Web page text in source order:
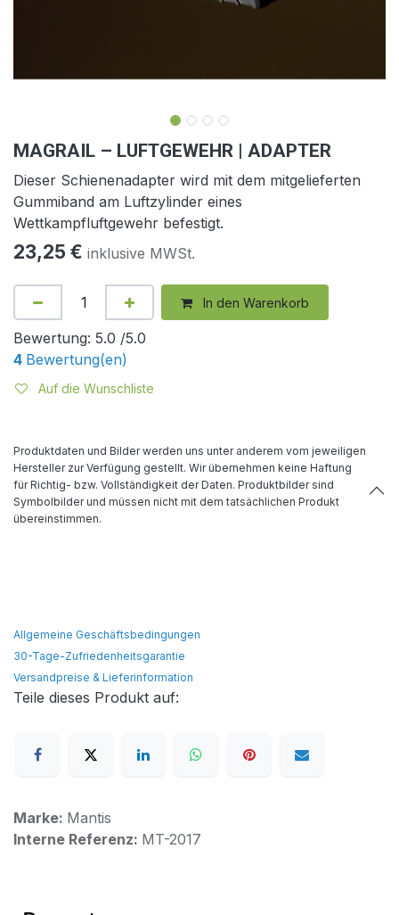
MAGRAIL – LUFTGEWEHR | ADAPTER
Dieser Schienenadapter wird mit dem mitgelieferten
Gummiband am Luftzylinder eines
Wettkampfluftgewehr befestigt.
23,25 € inklusive MWSt.
In den Warenkorb
Bewertung: 5.0 /5.0
4 Bewertung(en)
Auf die Wunschliste
Produktdaten und Bilder werden uns unter anderem vom jeweiligen
Hersteller zur Verfügung gestellt. Wir übernehmen keine Haftung
für Richtig- bzw. Vollständigkeit der Daten. Produktbilder sind
Symbolbilder und müssen nicht mit dem tatsächlichen Produkt
übereinstimmen.
Allgemeine Geschäftsbedingungen
30-Tage-Zufriedenheitsgarantie
Versandpreise & Lieferinformation
Teile dieses Produkt auf:
Marke: Mantis
Interne Referenz: MT-2017